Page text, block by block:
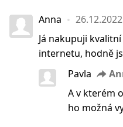
Anna 26.12.2022
Já nakupuji
internetu, hodně
Pavla
A v kterém
ho možná